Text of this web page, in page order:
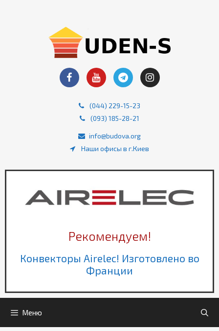
(044) 229-15-23
(093) 185-28-21
info@budova.org
Наши офисы в г.Киев
Рекомендуем!
Конвекторы Airelec! Изготовлено во
Франции
Меню